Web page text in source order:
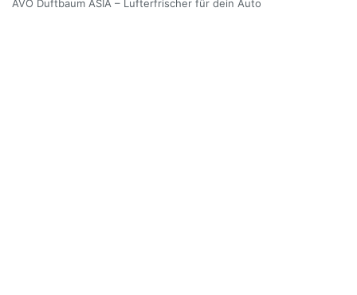
AVO Duftbaum ASIA – Lufterfrischer für dein Auto